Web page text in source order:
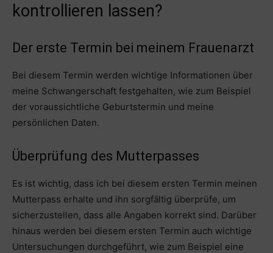
kontrollieren lassen?
Der erste Termin bei meinem Frauenarzt
Bei diesem Termin werden wichtige Informationen über
meine Schwangerschaft festgehalten, wie zum Beispiel
der voraussichtliche Geburtstermin und meine
persönlichen Daten.
Überprüfung des Mutterpasses
Es ist wichtig, dass ich bei diesem ersten Termin meinen
Mutterpass erhalte und ihn sorgfältig überprüfe, um
sicherzustellen, dass alle Angaben korrekt sind. Darüber
hinaus werden bei diesem ersten Termin auch wichtige
Untersuchungen durchgeführt, wie zum Beispiel eine